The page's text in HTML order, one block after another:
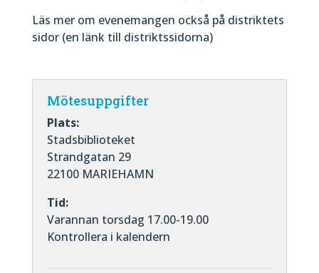
Läs mer om evenemangen också på distriktets
sidor (en länk till distriktssidorna)
Mötesuppgifter
Plats:
Stadsbiblioteket
Strandgatan 29
22100 MARIEHAMN
Tid:
Varannan torsdag 17.00-19.00
Kontrollera i kalendern